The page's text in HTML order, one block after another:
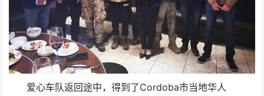
爱心车队返回途中，得到了Cordoba市当地华人